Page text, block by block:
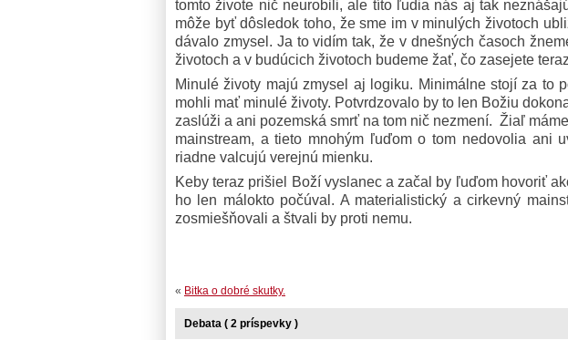
tomto živote nič neurobili, ale títo ľudia nás aj tak
môže byť dôsledok toho, že sme im v minulých životoch
dávalo zmysel. Ja to vidím tak, že v dnešných časoch
životoch a v budúcich životoch budeme žať, čo zasejete
Minulé životy majú zmysel aj logiku. Minimálne stojí za to
mohli mať minulé životy. Potvrdzovalo by to len Božiu
zaslúži a ani pozemská smrť na tom nič nezmení. Žiaľ
mainstream, a tieto mnohým ľuďom o tom nedovolia ani
riadne valcujú verejnú mienku.
Keby teraz prišiel Boží vyslanec a začal by ľuďom hovoriť
ho len málokto počúval. A materialistický a cirkevný
zosmiešňovali a štvali by proti nemu.
« Bitka o dobré skutky.
Debata ( 2 príspevky )